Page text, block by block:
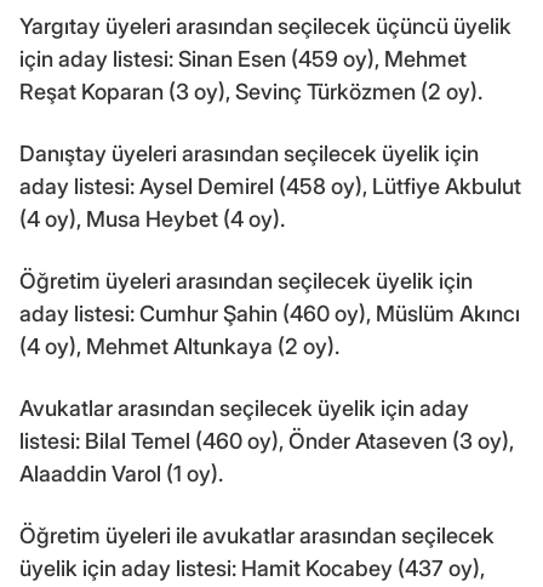
Yargıtay üyeleri arasından seçilecek üçüncü üyelik
için aday listesi: Sinan Esen (459 oy), Mehmet
Reşat Koparan (3 oy), Sevinç Türközmen (2 oy).
Danıştay üyeleri arasından seçilecek üyelik için
aday listesi: Aysel Demirel (458 oy), Lütfiye Akbulut
(4 oy), Musa Heybet (4 oy).
Öğretim üyeleri arasından seçilecek üyelik için
aday listesi: Cumhur Şahin (460 oy), Müslüm Akıncı
(4 oy), Mehmet Altunkaya (2 oy).
Avukatlar arasından seçilecek üyelik için aday
listesi: Bilal Temel (460 oy), Önder Ataseven (3 oy),
Alaaddin Varol (1 oy).
Öğretim üyeleri ile avukatlar arasından seçilecek
üyelik için aday listesi: Hamit Kocabey (437 oy),